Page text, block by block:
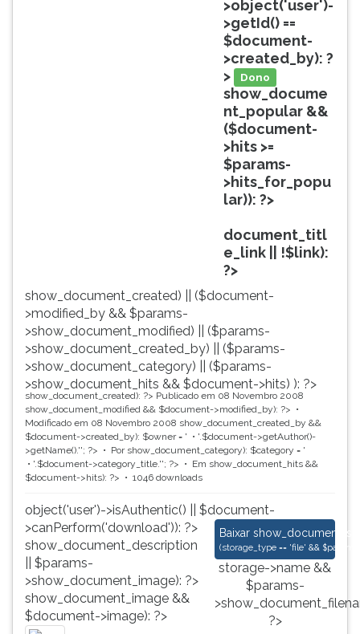
>object('user')-
>getId() ==
$document-
>created_by): ?
>
Dono
show_docume
nt_popular &&
($document-
>hits >=
$params-
>hits_for_popu
lar)): ?>
document_titl
e_link || !$link):
?>
show_document_created) || ($document-
>modified_by && $params-
>show_document_modified) || ($params-
>show_document_created_by) || ($params-
>show_document_category) || ($params-
>show_document_hits && $document->hits) ): ?>
show_document_created): ?> Publicado em 08 Novembro 2008
show_document_modified && $document->modified_by): ?>
Modificado em 08 Novembro 2008 show_document_created_by &&
$document->created_by): $owner = '
'.$document->getAuthor()-
>getName().''; ?> Por show_document_category): $category = '
'.$document->category_title.''; ?> Em show_document_hits &&
$document->hits): ?>
1046 downloads
object('user')->isAuthentic() || $document-
>canPerform('download')): ?>
Baixar Gregorio de Matos
(storage_type == 'file' &&
storage->name &&
$params-
?>
show_document_description
|| $params-
>show_document_image): ?>
show_document_image &&
$document->image): ?>